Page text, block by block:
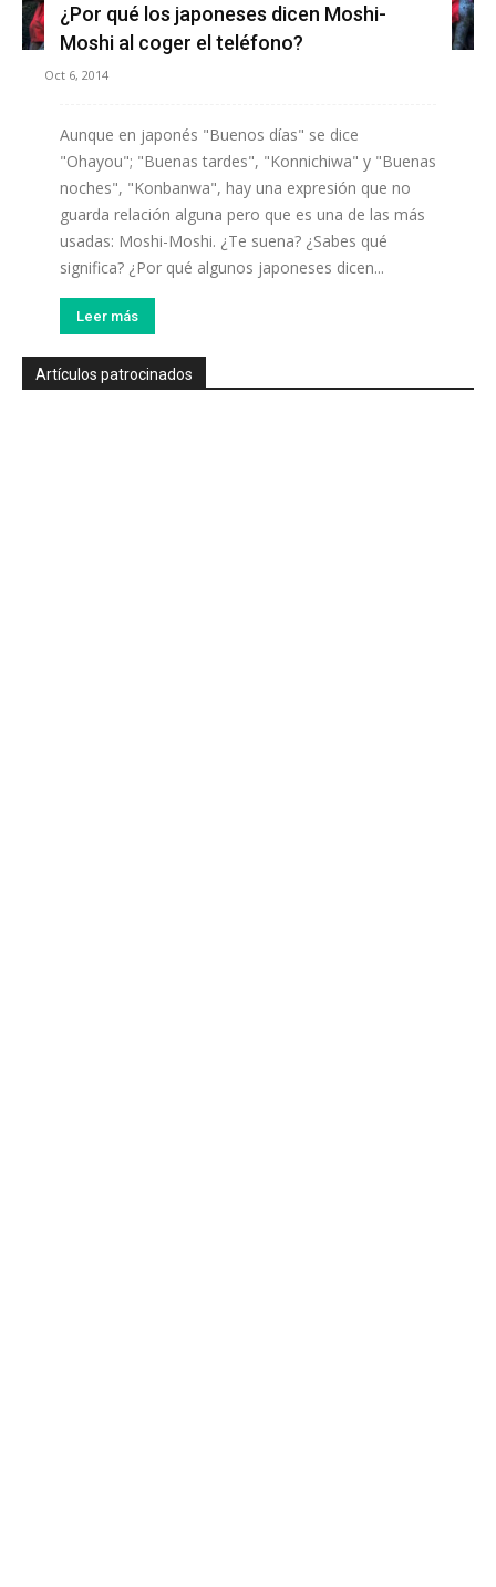
¿Por qué los japoneses dicen Moshi-
Moshi al coger el teléfono?
Oct 6, 2014
Aunque en japonés "Buenos días" se dice
"Ohayou"; "Buenas tardes", "Konnichiwa" y "Buenas
noches", "Konbanwa", hay una expresión que no
guarda relación alguna pero que es una de las más
usadas: Moshi-Moshi. ¿Te suena? ¿Sabes qué
significa? ¿Por qué algunos japoneses dicen...
Leer más
Artículos patrocinados